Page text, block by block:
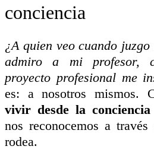
conciencia
¿A quien veo cuando
admiro a mi profesor,
proyecto profesional me
es: a nosotros mismos.
vivir desde la
nos reconocemos a
rodea.